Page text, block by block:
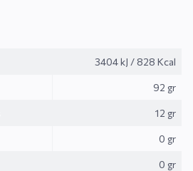
3404 kJ / 828 Kcal
92 gr
12 gr
0 gr
0 gr